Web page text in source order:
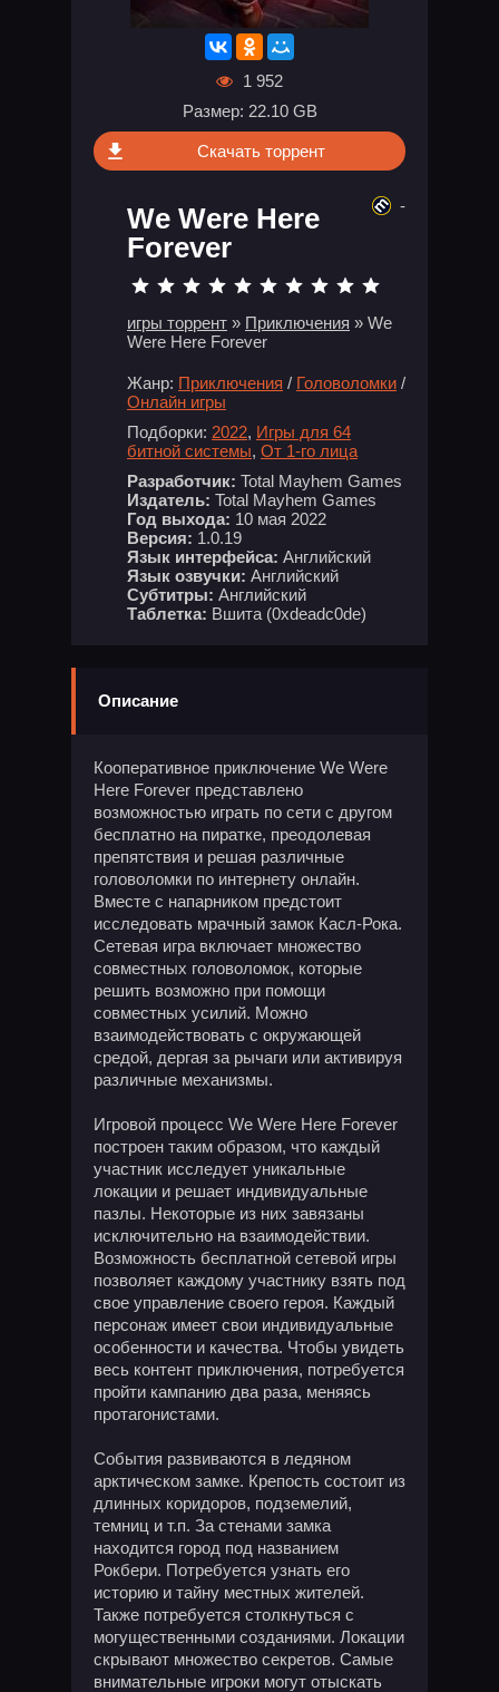
1 952
Размер: 22.10 GB
Скачать торрент
We Were Here
Forever
игры торрент » Приключения » We
Were Here Forever
Жанр: Приключения / Головоломки /
Онлайн игры
Подборки: 2022, Игры для 64
битной системы, От 1-го лица
Разработчик: Total Mayhem Games
Издатель: Total Mayhem Games
Год выхода: 10 мая 2022
Версия: 1.0.19
Язык интерфейса: Английский
Язык озвучки: Английский
Субтитры: Английский
Таблетка: Вшита (0xdeadc0de)
-
Описание
Кооперативное приключение We Were
Here Forever представлено
возможностью играть по сети с другом
бесплатно на пиратке, преодолевая
препятствия и решая различные
головоломки по интернету онлайн.
Вместе с напарником предстоит
исследовать мрачный замок Касл-Рока.
Сетевая игра включает множество
совместных головоломок, которые
решить возможно при помощи
совместных усилий. Можно
взаимодействовать с окружающей
средой, дергая за рычаги или активируя
различные механизмы.
Игровой процесс We Were Here Forever
построен таким образом, что каждый
участник исследует уникальные
локации и решает индивидуальные
пазлы. Некоторые из них завязаны
исключительно на взаимодействии.
Возможность бесплатной сетевой игры
позволяет каждому участнику взять под
свое управление своего героя. Каждый
персонаж имеет свои индивидуальные
особенности и качества. Чтобы увидеть
весь контент приключения, потребуется
пройти кампанию два раза, меняясь
протагонистами.
События развиваются в ледяном
арктическом замке. Крепость состоит из
длинных коридоров, подземелий,
темниц и т.п. За стенами замка
находится город под названием
Рокбери. Потребуется узнать его
историю и тайну местных жителей.
Также потребуется столкнуться с
могущественными созданиями. Локации
скрывают множество секретов. Самые
внимательные игроки могут отыскать